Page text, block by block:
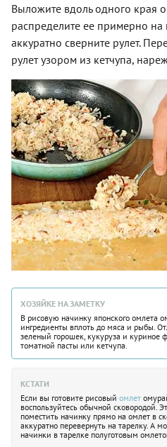
Выложите вдоль одного края
распределите ее примерно
аккуратно сверните рулет.
рулет узором из кетчупа,
ХОЗЯЙКЕ НА ЗАМЕТКУ
В рисовую начинку японского омлета
ингредиенты вплоть до мяса и рыбы.
зеленый горошек, кукуруза и куриное
томатной пасты или кетчупа.
КСТАТИ
Если вы готовите рисовый омлет
воспользуйтесь обычной сковородой.
поместить начинку прямо на омлет в
аккуратно перевернуть на тарелку. А
начинки в тарелке полуготовым